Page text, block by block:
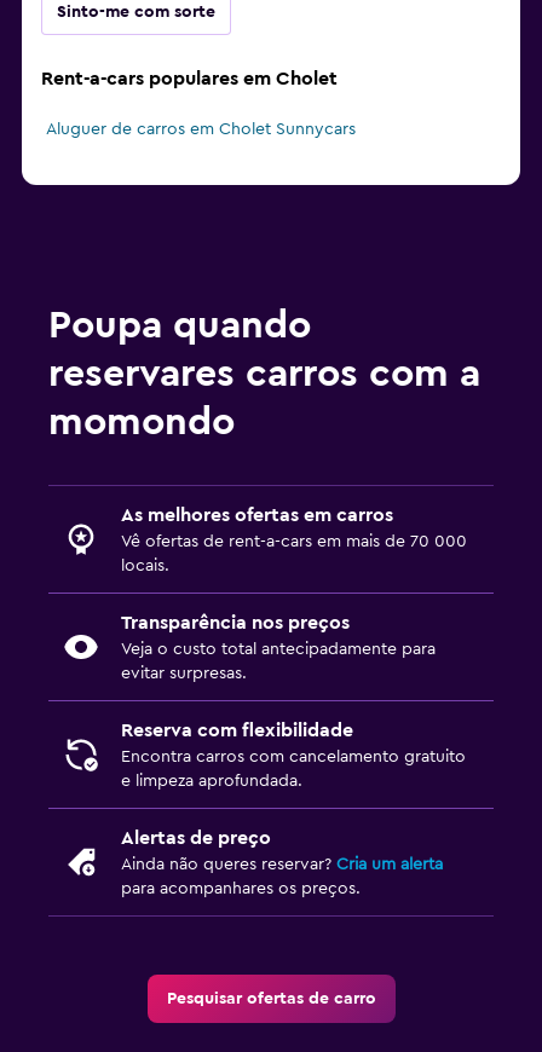
Sinto-me com sorte
Rent-a-cars populares em Cholet
Aluguer de carros em Cholet Sunnycars
Poupa quando
reservares carros com a
momondo
As melhores ofertas em carros
Vê ofertas de rent-a-cars em mais de 70 000
locais.
Transparência nos preços
Veja o custo total antecipadamente para
evitar surpresas.
Reserva com flexibilidade
Encontra carros com cancelamento gratuito
e limpeza aprofundada.
Alertas de preço
Ainda não queres reservar? Cria um alerta
para acompanhares os preços.
Pesquisar ofertas de carro